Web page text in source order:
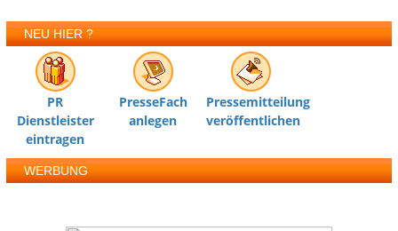
NEU HIER ?
PR
Dienstleister
eintragen
PresseFach
anlegen
Pressemitteilung
veröffentlichen
WERBUNG